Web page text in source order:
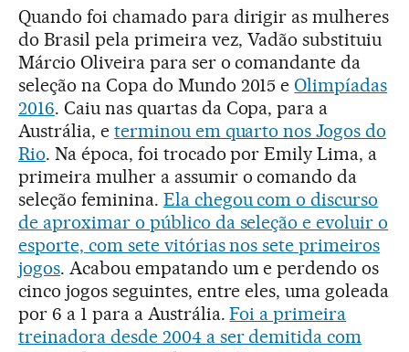
Quando foi chamado para dirigir as mulheres
do Brasil pela primeira vez, Vadão substituiu
Márcio Oliveira para ser o comandante da
seleção na Copa do Mundo 2015 e Olimpíadas
2016. Caiu nas quartas da Copa, para a
Austrália, e terminou em quarto nos Jogos do
Rio. Na época, foi trocado por Emily Lima, a
primeira mulher a assumir o comando da
seleção feminina. Ela chegou com o discurso
de aproximar o público da seleção e evoluir o
esporte, com sete vitórias nos sete primeiros
jogos. Acabou empatando um e perdendo os
cinco jogos seguintes, entre eles, uma goleada
por 6 a 1 para a Austrália.Foi a primeira
treinadora desde 2004 a ser demitida com